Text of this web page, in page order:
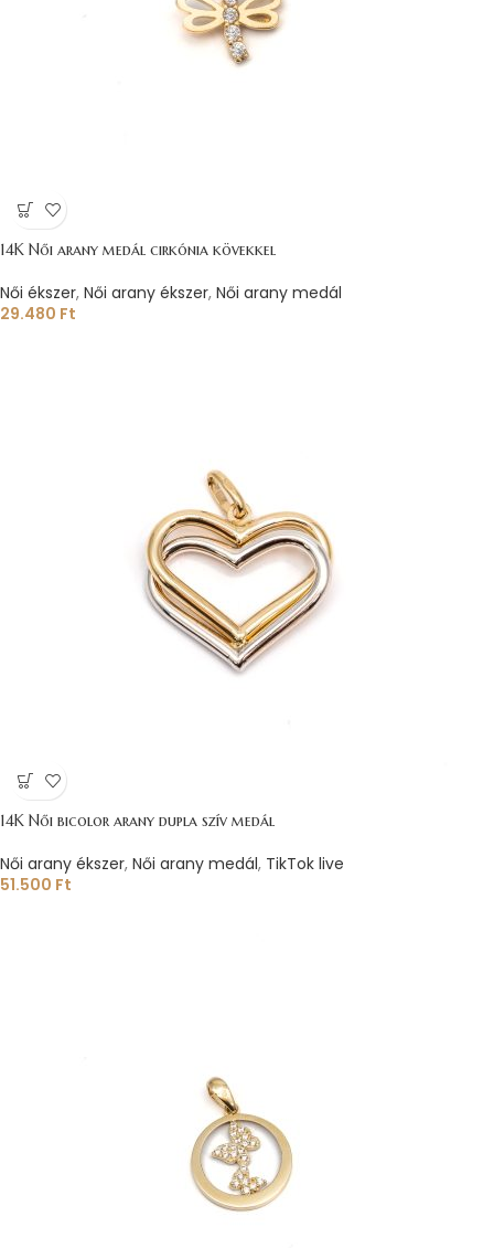
14K Női arany medál cirkónia kövekkel
Női ékszer, Női arany ékszer, Női arany medál
29.480 Ft
14K Női bicolor arany dupla szív medál
Női arany ékszer, Női arany medál, TikTok live
51.500 Ft